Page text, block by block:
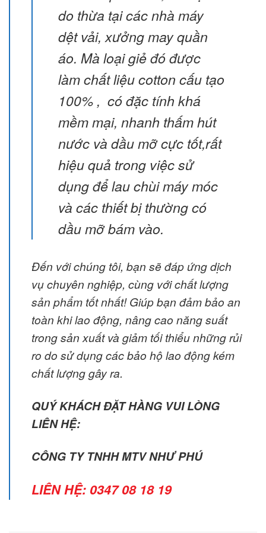
do thừa tại các nhà máy
dệt vải, xưởng may quần
áo. Mà loại giẻ đó được
làm chất liệu cotton cấu tạo
100% , có đặc tính khá
mềm mại, nhanh thấm hút
nước và dầu mỡ cực tốt,rất
hiệu quả trong việc sử
dụng để lau chùi máy móc
và các thiết bị thường có
dầu mỡ bám vào.
Đến với chúng tôi, bạn sẽ đáp ứng dịch
vụ chuyên nghiệp, cùng với chất lượng
sản phẩm tốt nhất! Giúp bạn đảm bảo an
toàn khi lao động, nâng cao năng suất
trong sản xuất và giảm tối thiểu những rủi
ro do sử dụng các bảo hộ lao động kém
chất lượng gây ra.
QUÝ KHÁCH ĐẶT HÀNG VUI LÒNG
LIÊN HỆ:
CÔNG TY TNHH MTV NHƯ PHÚ
LIÊN HỆ: 0347 08 18 19